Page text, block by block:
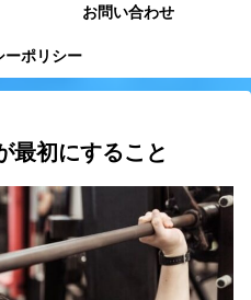
お問い合わせ
ーポリシー
最初にすること